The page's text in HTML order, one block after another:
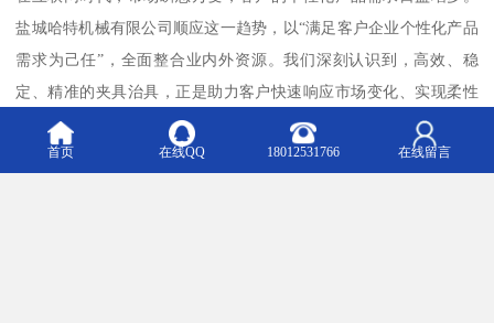
盐城哈特机械有限公司顺应这一趋势，以“满足客户企业个性化产品
需求为己任”，全面整合业内外资源。我们深刻认识到，高效、稳
定、精准的夹具治具，正是助力客户快速响应市场变化、实现柔性
化生产的关键一环。
首页 在线QQ 18012531766 在线留言